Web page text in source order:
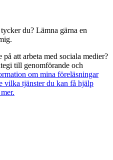
du? Lämna gärna en
att arbeta med sociala medier?
till genomförande och
om mina föreläsningar
vilka tjänster du kan få hjälp